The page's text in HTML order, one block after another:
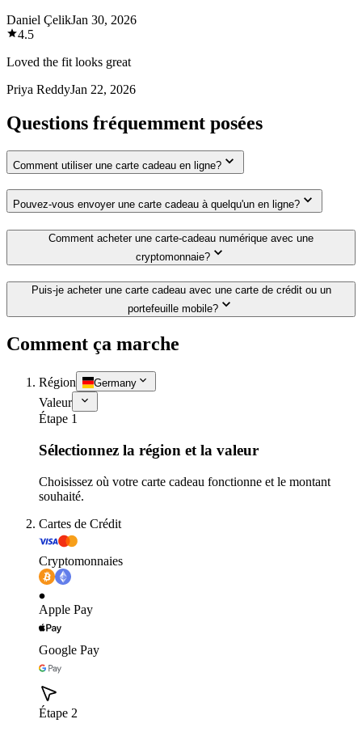
Daniel ÇelikJan 30, 2026
4.5
Loved the fit looks great
Priya ReddyJan 22, 2026
Questions fréquemment posées
Comment utiliser une carte cadeau en ligne?
Pouvez-vous envoyer une carte cadeau à quelqu'un en ligne?
Comment acheter une carte-cadeau numérique avec une
cryptomonnaie?
Puis-je acheter une carte cadeau avec une carte de crédit ou un
portefeuille mobile?
Comment ça marche
Région Germany
Valeur
Étape 1
Sélectionnez la région et la valeur
Choisissez où votre carte cadeau fonctionne et le montant
souhaité.
Cartes de Crédit
Cryptomonnaies
Apple Pay
Google Pay
Étape 2